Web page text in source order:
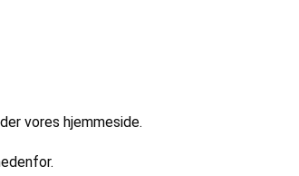
vores hjemmeside.